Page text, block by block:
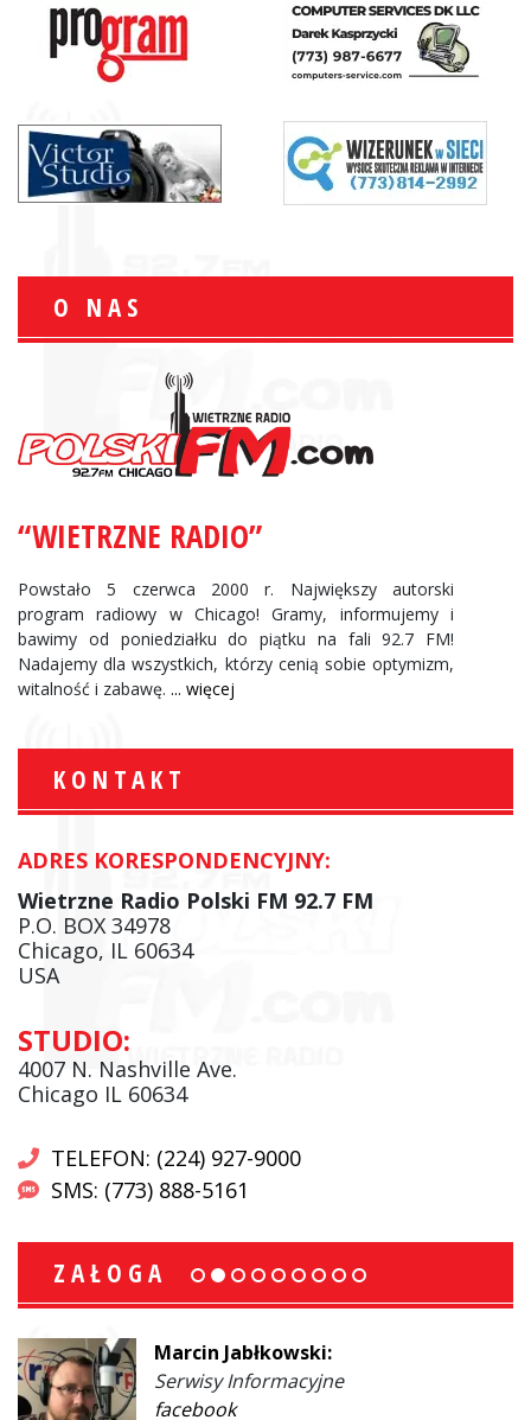
O NAS
“WIETRZNE RADIO”
Powstało 5 czerwca 2000 r. Największy autorski
program radiowy w Chicago! Gramy, informujemy i
bawimy od poniedziałku do piątku na fali 92.7 FM!
Nadajemy dla wszystkich, którzy cenią sobie optymizm,
witalność i zabawę. ... więcej
KONTAKT
ADRES KORESPONDENCYJNY:
Wietrzne Radio Polski FM 92.7 FM
P.O. BOX 34978
Chicago, IL 60634
USA
STUDIO:
4007 N. Nashville Ave.
Chicago IL 60634
TELEFON: (224) 927-9000
SMS: (773) 888-5161
ZAŁOGA
Marcin Jabłkowski:
Serwisy Informacyjne
facebook